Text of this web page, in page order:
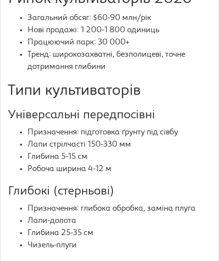
Загальний обсяг: $60-90 млн/рік
Нові продажі: 1 200-1 800 одиниць
Працюючий парк: 30 000+
Тренд: широкозахватні, безполицеві, точне
дотримання глибини
Типи культиваторів
Універсальні передпосівні
Призначення: підготовка ґрунту під сівбу
Лапи стрілчасті 150-330 мм
Глибина 5-15 см
Робоча ширина 4-12 м
Глибокі (стерньові)
Призначення: глибока обробка, заміна плуга
Лапи-долота
Глибина 25-35 см
Чизель-плуги